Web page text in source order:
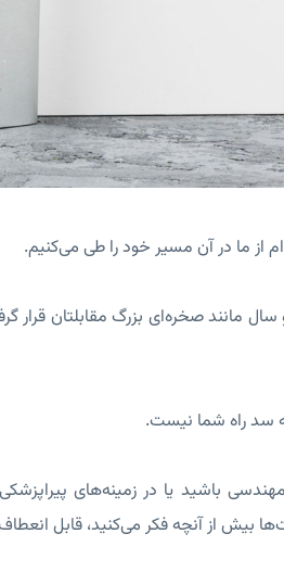
ما در آن مسیر خود را طی می‌کنیم.
صخره‌ای بزرگ مقابلتان قرار
سد راه شما نیست.
باشید یا در زمینه‌های
از آنچه فکر می‌کنید، قابل